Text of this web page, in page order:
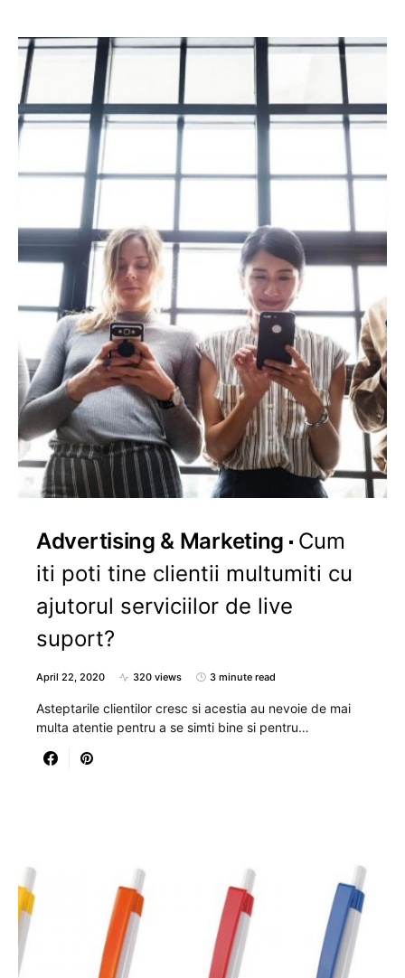
Advertising & Marketing
Cum
iti poti tine clientii multumiti cu
ajutorul serviciilor de live
suport?
April 22, 2020 320 views 3 minute read
Asteptarile clientilor cresc si acestia au nevoie de mai
multa atentie pentru a se simti bine si pentru…